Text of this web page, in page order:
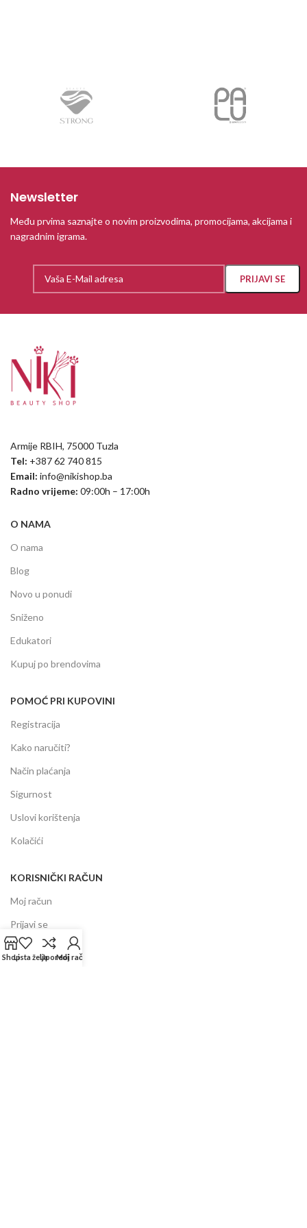
Newsletter
Među prvima saznajte o novim proizvodima, promocijama, akcijama i
nagradnim igrama.
Armije RBIH, 75000 Tuzla
Tel: +387 62 740 815
Email: info@nikishop.ba
Radno vrijeme: 09:00h – 17:00h
O NAMA
O nama
Blog
Novo u ponudi
Sniženo
Edukatori
Kupuj po brendovima
POMOĆ PRI KUPOVINI
Registracija
Kako naručiti?
Način plaćanja
Sigurnost
Uslovi korištenja
Kolačići
KORISNIČKI RAČUN
Moj račun
Prijavi se
Vaše narudžbe
ShopLista željaUporediMoj račun